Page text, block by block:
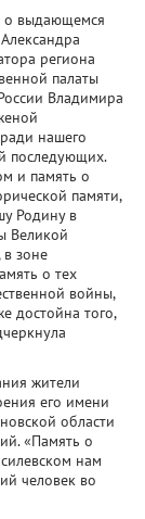
о выдающемся
региона
палаты
Владимира
нашего
последующих.
и память о
памяти,
Родину в
Великой
зоне
о тех
войны,
достойна того,
жители
его имени
области
«Память о
нам
человек во